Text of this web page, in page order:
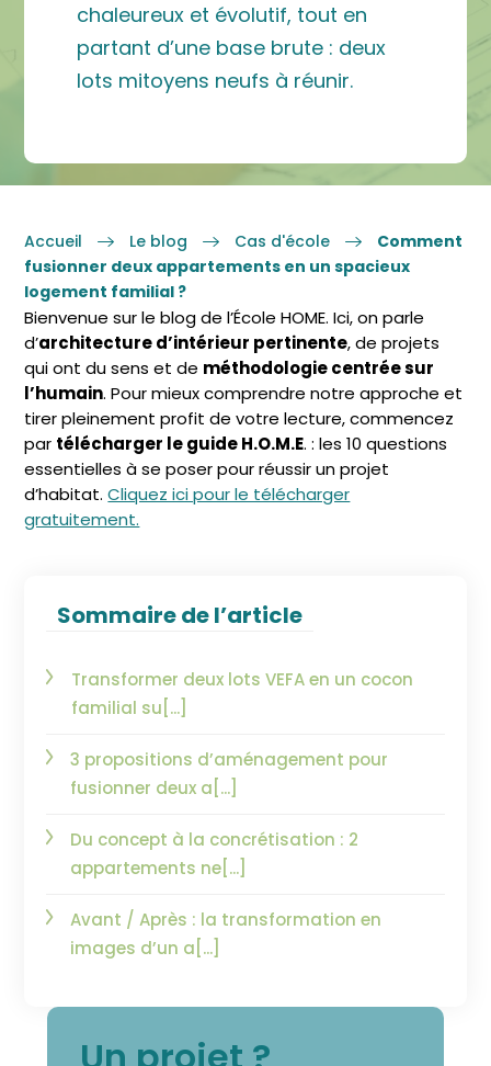
chaleureux et évolutif, tout en
partant d’une base brute : deux
lots mitoyens neufs à réunir.
Accueil Le blog Cas d'école
Comment
fusionner deux appartements en un spacieux
logement familial ?
Bienvenue sur le blog de l’École HOME. Ici, on parle
d’architecture d’intérieur pertinente, de projets
qui ont du sens et de méthodologie centrée sur
l’humain. Pour mieux comprendre notre approche et
tirer pleinement profit de votre lecture, commencez
par télécharger le guide H.O.M.E. : les 10 questions
essentielles à se poser pour réussir un projet
d’habitat.Cliquez ici pour le télécharger
gratuitement.
Sommaire de l’article
Transformer deux lots VEFA en un cocon
familial su[...]
3 propositions d’aménagement pour
fusionner deux a[...]
Du concept à la concrétisation : 2
appartements ne[...]
Avant / Après : la transformation en
images d’un a[...]